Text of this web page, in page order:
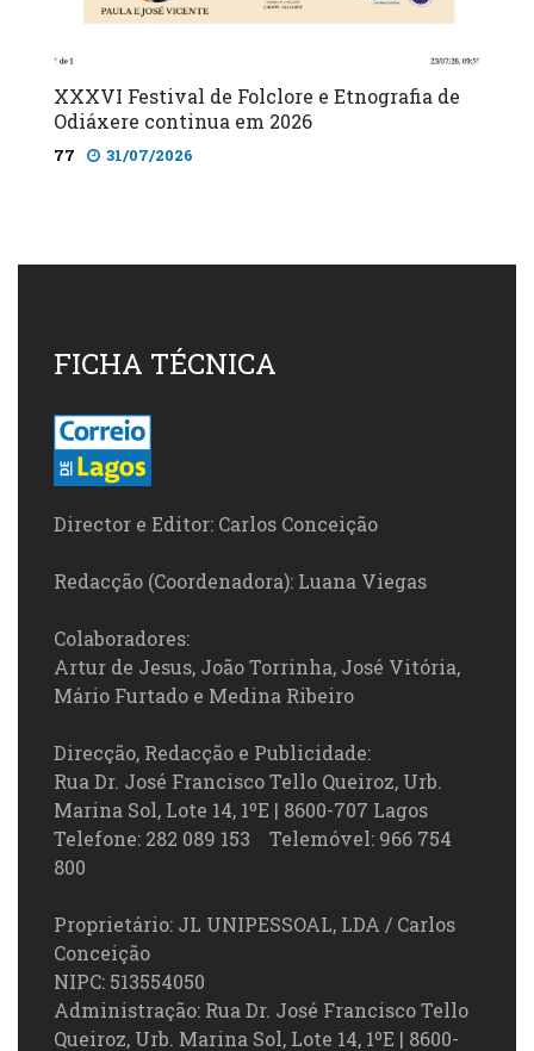
XXXVI Festival de Folclore e Etnografia de
Odiáxere continua em 2026
77 31/07/2026
FICHA TÉCNICA
Director e Editor: Carlos Conceição
Redacção (Coordenadora): Luana Viegas
Colaboradores:
Artur de Jesus, João Torrinha, José Vitória,
Mário Furtado e Medina Ribeiro
Direcção, Redacção e Publicidade:
Rua Dr. José Francisco Tello Queiroz, Urb.
Marina Sol, Lote 14, 1ºE | 8600-707 Lagos
Telefone: 282 089 153 Telemóvel: 966 754
800
Proprietário: JL UNIPESSOAL, LDA / Carlos
Conceição
NIPC: 513554050
Administração: Rua Dr. José Francisco Tello
Queiroz, Urb. Marina Sol, Lote 14, 1ºE | 8600-